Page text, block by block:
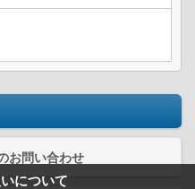
について
お問い合わせ